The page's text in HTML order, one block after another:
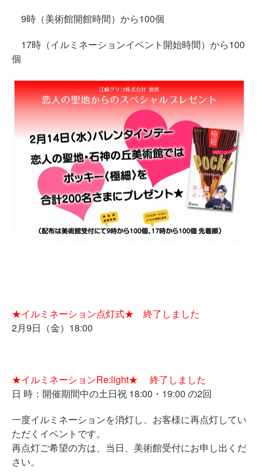
9時（美術館開館時間）から100個
17時（イルミネーションイベント開始時間）から100
個
★イルミネーション点灯式★ 終了しました
2月9日（金）18:00
★イルミネーションRe:light★ 終了しました
日 時：開催期間中の土日祝 18:00・19:00 の2回
一度イルミネーションを消灯し、お客様に再点灯してい
ただくイベントです。
再点灯ご希望の方は、当日、美術館受付にお申し出くだ
さい。